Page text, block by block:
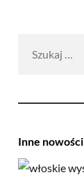
Inne nowości